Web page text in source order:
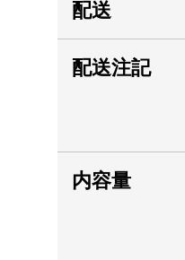
配送
配送注記
内容量